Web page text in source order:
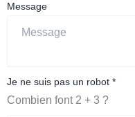
Message
Je ne suis pas un robot *
Combien font 2 + 3 ?